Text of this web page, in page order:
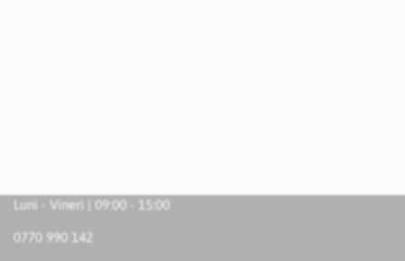
Luni - Vineri | 09:00 - 15:00
0770 990 142